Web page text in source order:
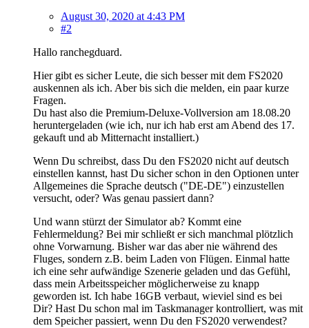
August 30, 2020 at 4:43 PM
#2
Hallo ranchegduard.
Hier gibt es sicher Leute, die sich besser mit dem FS2020
auskennen als ich. Aber bis sich die melden, ein paar kurze
Fragen.
Du hast also die Premium-Deluxe-Vollversion am 18.08.20
heruntergeladen (wie ich, nur ich hab erst am Abend des 17.
gekauft und ab Mitternacht installiert.)
Wenn Du schreibst, dass Du den FS2020 nicht auf deutsch
einstellen kannst, hast Du sicher schon in den Optionen unter
Allgemeines die Sprache deutsch ("DE-DE") einzustellen
versucht, oder? Was genau passiert dann?
Und wann stürzt der Simulator ab? Kommt eine
Fehlermeldung? Bei mir schließt er sich manchmal plötzlich
ohne Vorwarnung. Bisher war das aber nie während des
Fluges, sondern z.B. beim Laden von Flügen. Einmal hatte
ich eine sehr aufwändige Szenerie geladen und das Gefühl,
dass mein Arbeitsspeicher möglicherweise zu knapp
geworden ist. Ich habe 16GB verbaut, wieviel sind es bei
Dir? Hast Du schon mal im Taskmanager kontrolliert, was mit
dem Speicher passiert, wenn Du den FS2020 verwendest?